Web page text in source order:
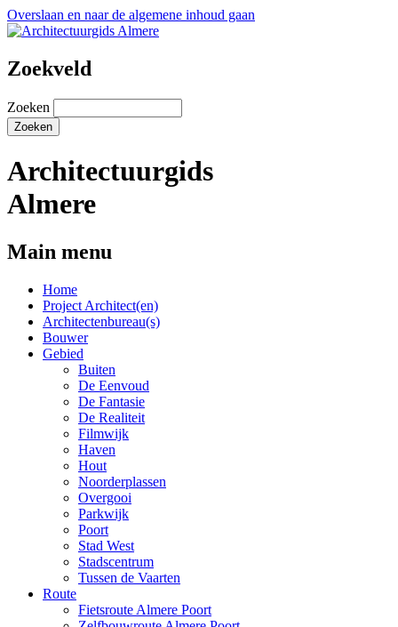
Overslaan en naar de algemene inhoud gaan
Zoekveld
Zoeken
Architectuurgids
Almere
Main menu
Home
Project Architect(en)
Architectenbureau(s)
Bouwer
Gebied
Buiten
De Eenvoud
De Fantasie
De Realiteit
Filmwijk
Haven
Hout
Noorderplassen
Overgooi
Parkwijk
Poort
Stad West
Stadscentrum
Tussen de Vaarten
Route
Fietsroute Almere Poort